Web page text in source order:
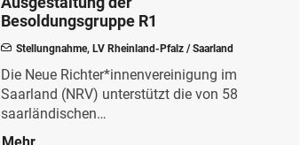
Besoldungsgruppe R1
Stellungnahme, LV Rheinland-Pfalz / Saarland
Die Neue Richter*innenvereinigung im
Saarland (NRV) unterstützt die von 58
saarländischen…